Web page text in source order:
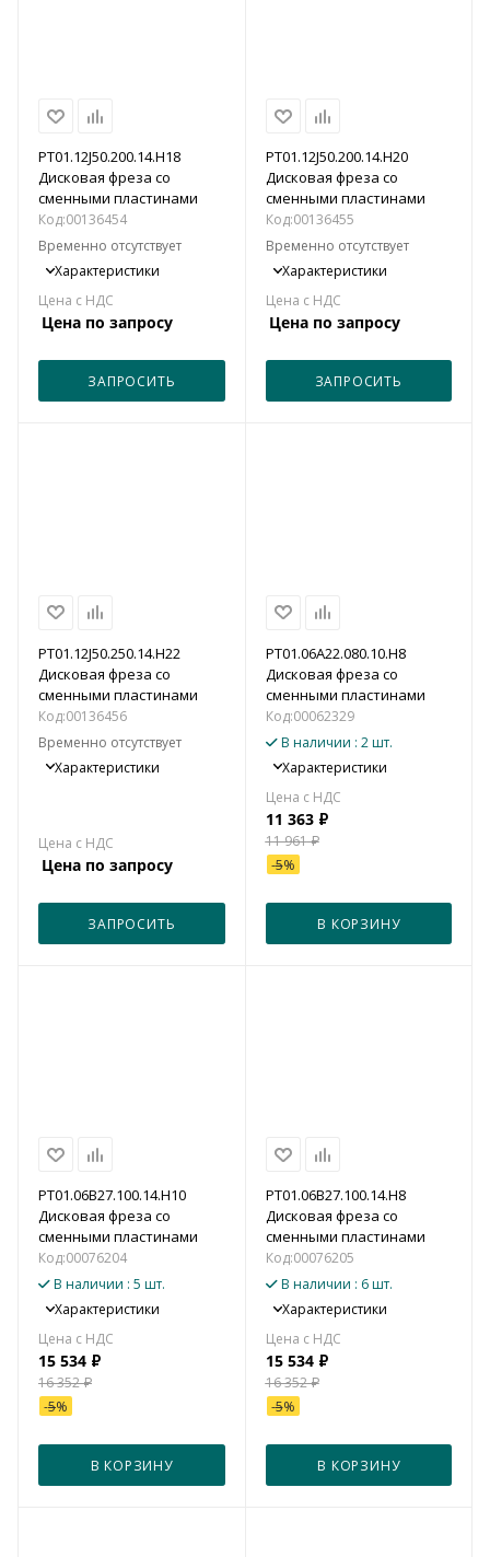
PT01.12J50.200.14.H18
Дисковая фреза со
сменными пластинами
Код:00136454
Временно отсутствует
Характеристики
Цена по запросу
ЗАПРОСИТЬ
PT01.12J50.200.14.H20
Дисковая фреза со
сменными пластинами
Код:00136455
Временно отсутствует
Характеристики
Цена по запросу
ЗАПРОСИТЬ
PT01.12J50.250.14.H22
Дисковая фреза со
сменными пластинами
Код:00136456
Временно отсутствует
Характеристики
Цена по запросу
ЗАПРОСИТЬ
PT01.06A22.080.10.H8
Дисковая фреза со
сменными пластинами
Код:00062329
В наличии : 2 шт.
Характеристики
11 363₽
11 961₽
-5%
В КОРЗИНУ
PT01.06B27.100.14.H10
Дисковая фреза со
сменными пластинами
Код:00076204
В наличии : 5 шт.
Характеристики
15 534 ₽
16 352₽
-5%
В КОРЗИНУ
PT01.06B27.100.14.H8
Дисковая фреза со
сменными пластинами
Код:00076205
В наличии : 6 шт.
Характеристики
15 534₽
16 352₽
-5%
В КОРЗИНУ